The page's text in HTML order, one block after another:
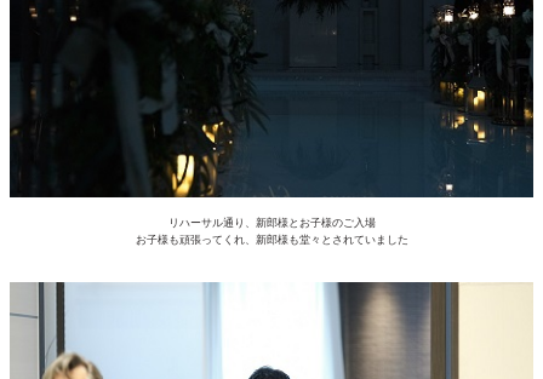
リハーサル通り、新郎様とお子様のご入場
お子様も頑張ってくれ、新郎様も堂々とされていました